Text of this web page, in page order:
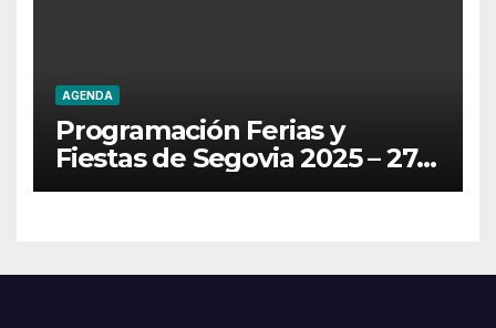
AGENDA
Programación Ferias y
Fiestas de Segovia 2025 – 27
de Junio